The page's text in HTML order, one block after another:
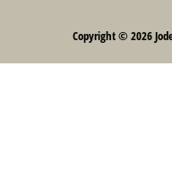
Copyright © 2026